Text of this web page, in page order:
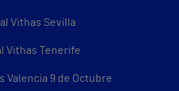
Vithas Sevilla
Vithas Tenerife
Valencia 9 de Octubre